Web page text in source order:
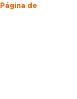
Página de